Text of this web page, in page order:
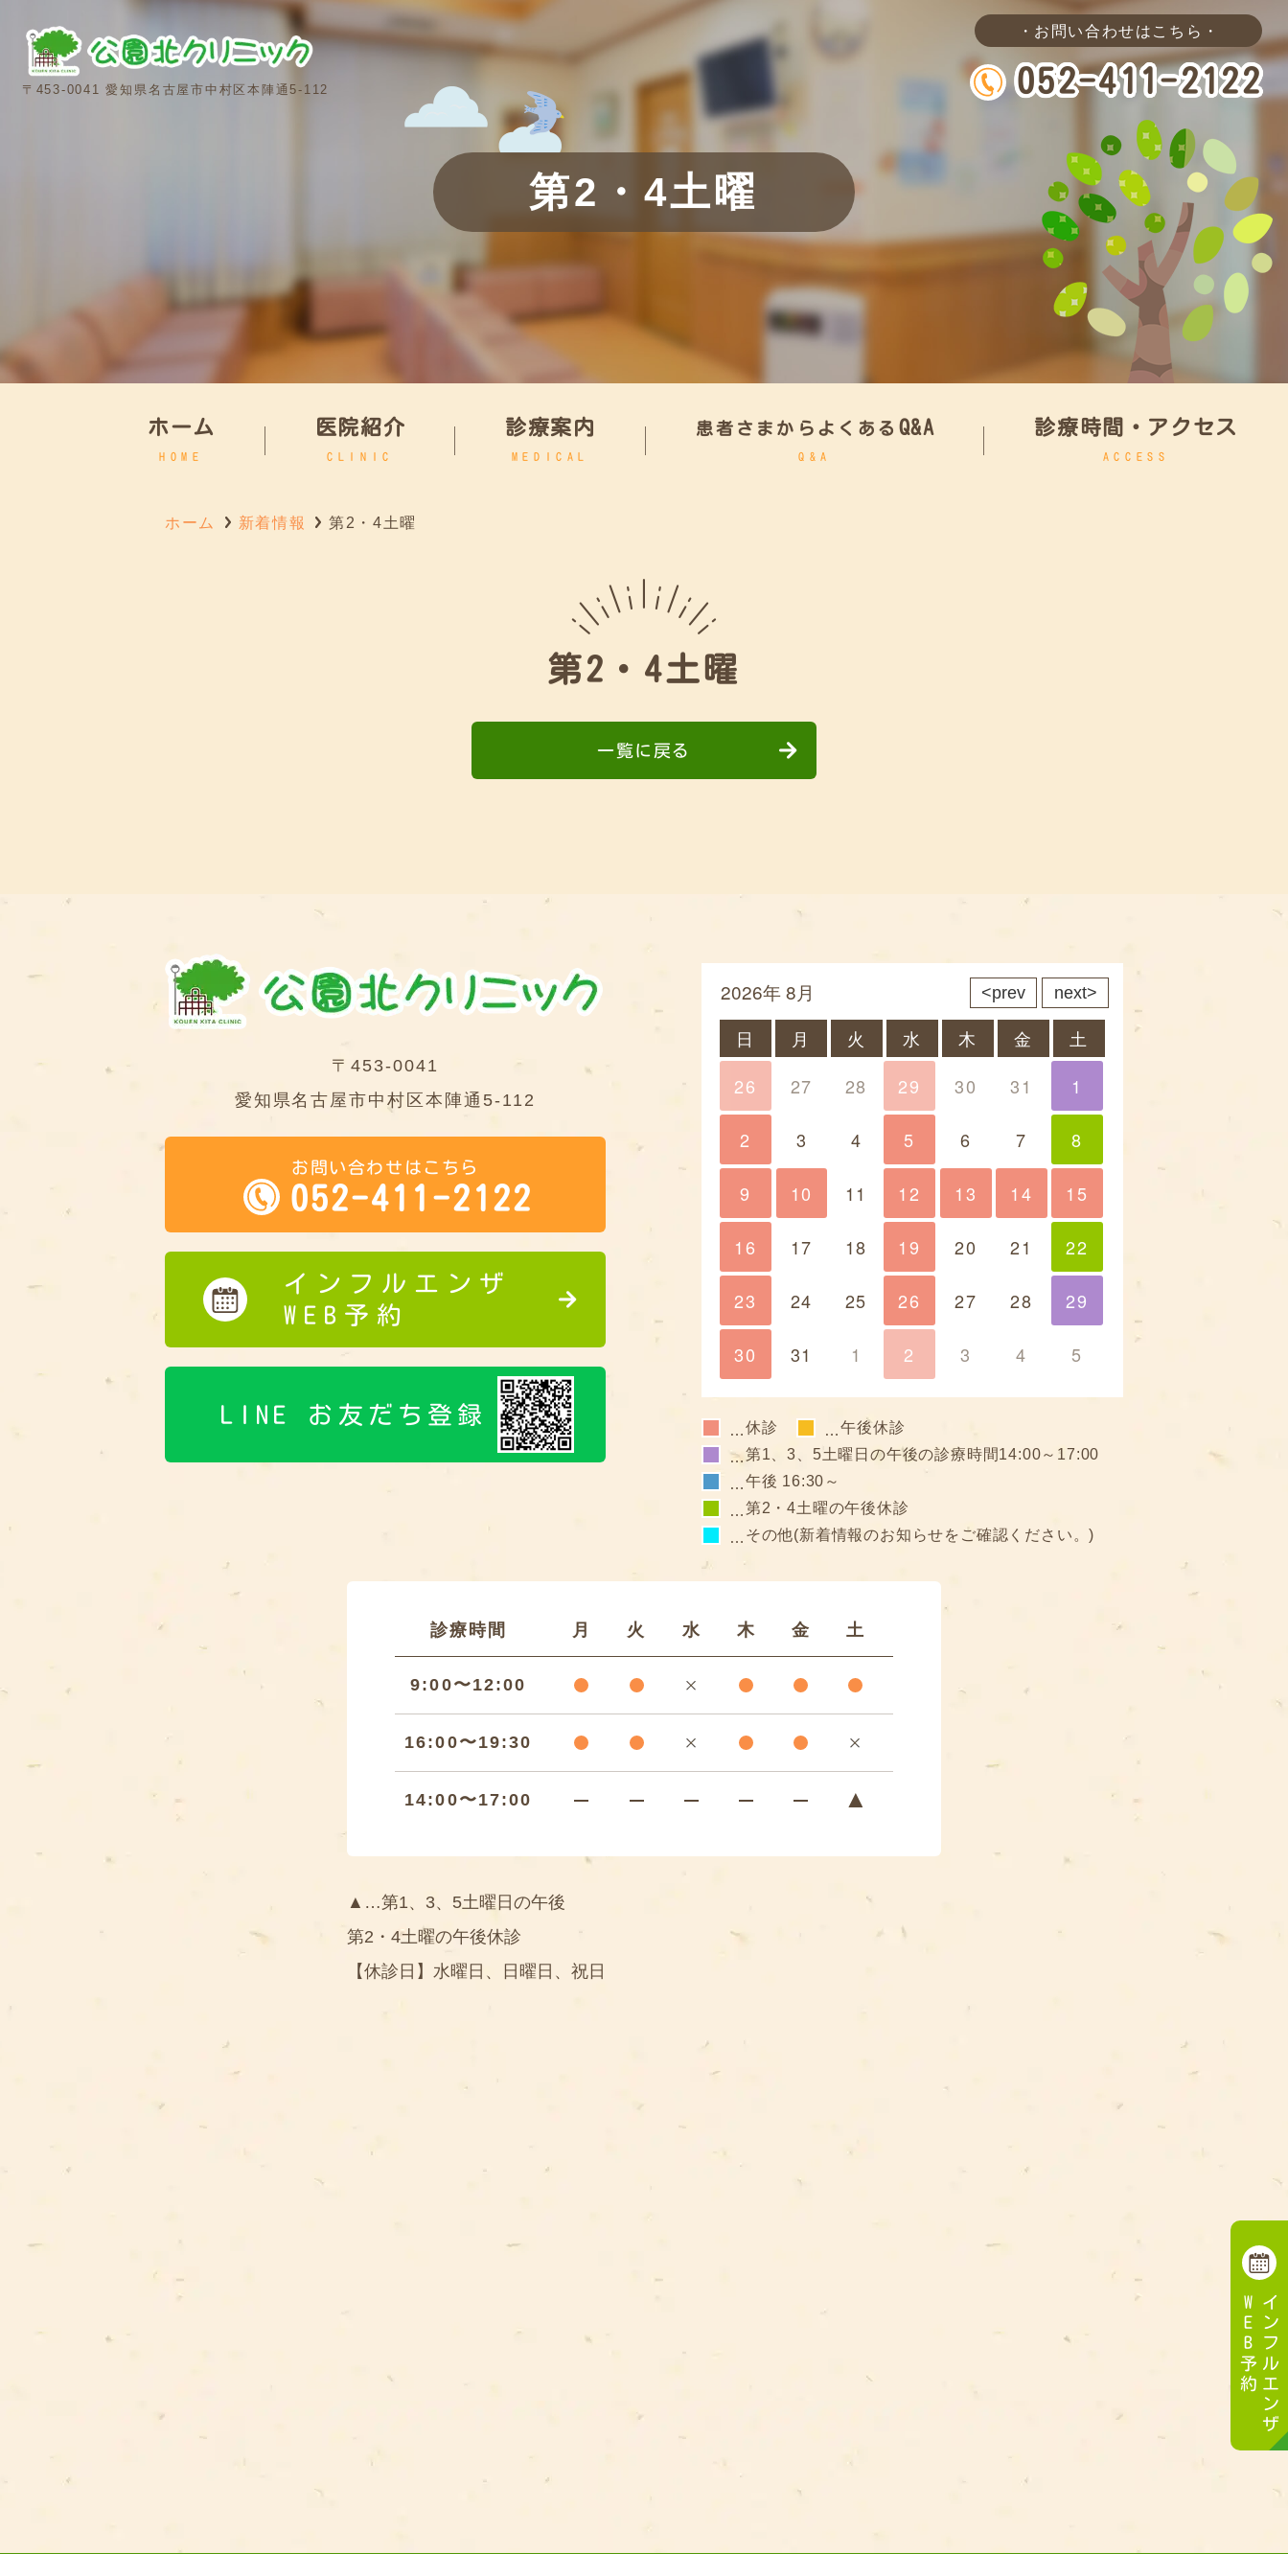
〒453-0041 愛知県名古屋市中村区本陣通5-112
・お問い合わせはこちら・
052-411-2122
第2・4土曜
ホーム
HOME
医院紹介
CLINIC
診療案内
MEDICAL
患者さまからよくある Q&A
Q&A
診療時間・アクセス
ACCESS
ホーム 新着情報 第2・4土曜
第2・4土曜
一覧に戻る
〒453-0041
愛知県名古屋市中村区本陣通5-112
お問い合わせはこちら
052-411-2122
インフルエンザ
WEB予約
LINE お友だち登録
prev
2026年 8月 next
日 月 火 水 木 金
土
26
27 28 29 30 31 1
1
2 3 4 5 6 7 8
8
9 10 11 12 13 14 15
10 13 14 15
16 17 18 19 20 21 22
22
23 24 25 26 27 28 29
29
30 31 1 2 3 4 5
…休診 …午後休診
…第1、3、5土曜日の午後の診療時間14:00～17:00
…午後 16:30～
…第2・4土曜の午後休診
… その他(新着情報のお知らせをご確認ください。)
診療時間 月 火 水 木 金 土
9:00〜12:00
16:00〜19:30
14:00〜17:00
▲…第1、3、5土曜日の午後
第2・4土曜の午後休診
【休診日】水曜日、日曜日、祝日
インフルエンザ
WEB予約